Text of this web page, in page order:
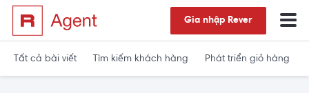
Gia nhập Rever
Tất cả bài viết Tìm kiếm khách hàng Phát triển giỏ hàng